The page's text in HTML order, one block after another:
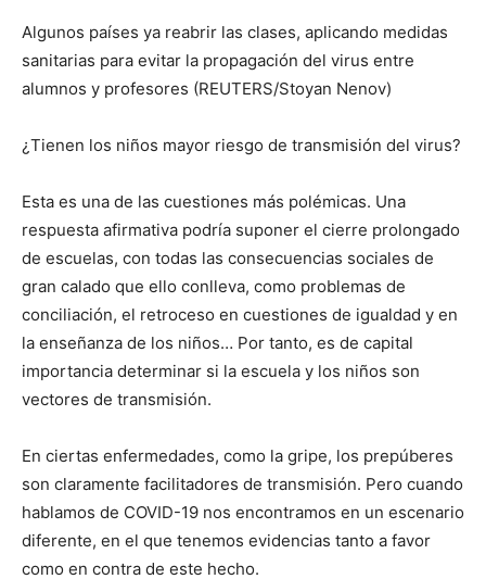
Algunos países ya reabrir las clases, aplicando medidas
sanitarias para evitar la propagación del virus entre
alumnos y profesores (REUTERS/Stoyan Nenov)
¿Tienen los niños mayor riesgo de transmisión del virus?
Esta es una de las cuestiones más polémicas. Una
respuesta afirmativa podría suponer el cierre prolongado
de escuelas, con todas las consecuencias sociales de
gran calado que ello conlleva, como problemas de
conciliación, el retroceso en cuestiones de igualdad y en
la enseñanza de los niños… Por tanto, es de capital
importancia determinar si la escuela y los niños son
vectores de transmisión.
En ciertas enfermedades, como la gripe, los prepúberes
son claramente facilitadores de transmisión. Pero cuando
hablamos de COVID-19 nos encontramos en un escenario
diferente, en el que tenemos evidencias tanto a favor
como en contra de este hecho.